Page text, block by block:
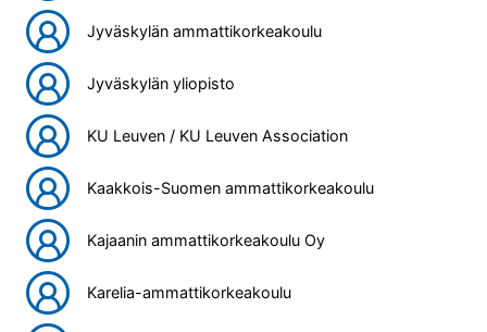
Jyväskylän ammattikorkeakoulu
Jyväskylän yliopisto
KU Leuven / KU Leuven Association
Kaakkois-Suomen ammattikorkeakoulu
Kajaanin ammattikorkeakoulu Oy
Karelia-ammattikorkeakoulu